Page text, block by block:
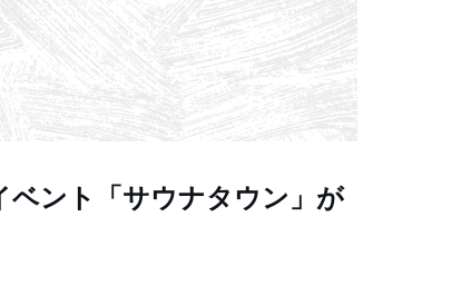
ント「サウナタウン」が